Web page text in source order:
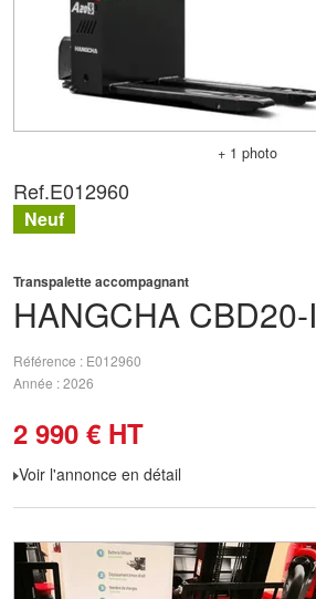
+ 1 photo
HANGCHA CBD20-I
Transpalette accompagnant
Référence
E012960
Année 2026
2 990 € HT
Voir l'annonce en détail
Ref.E012960
Neuf